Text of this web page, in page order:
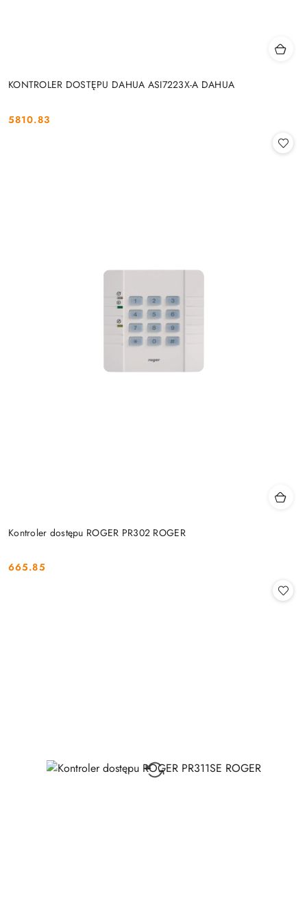
KONTROLER DOSTĘPU DAHUA ASI7223X-A DAHUA
Cena:
5810.83
Kontroler dostępu ROGER PR302 ROGER
Cena:
665.85